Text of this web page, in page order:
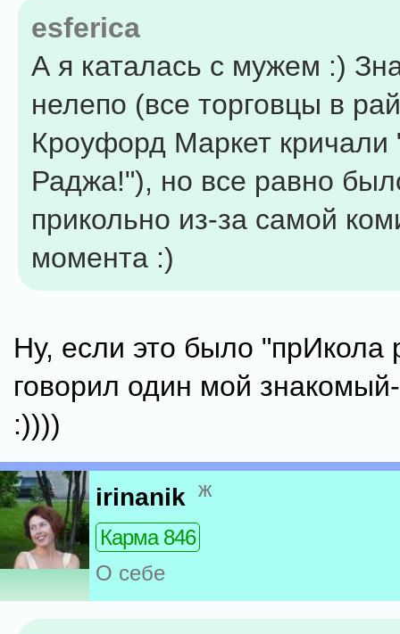
esferica
А я каталась с мужем :)
нелепо (все торговцы в
Кроуфорд Маркет кричали
Раджа!"), но все равно
прикольно из-за самой
момента :)
Ну, если это было "прИкола
говорил один мой
:))))
irinanik ж
Карма 846
О себе